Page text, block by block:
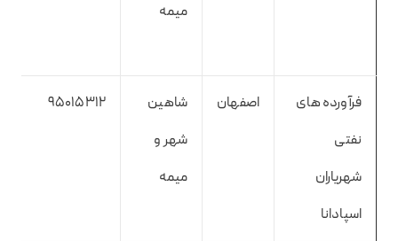
میمه
فرآورده های
نفتی
شهریاران
اسپادانا
اصفهان
شاهین
شهر و
میمه
95015312